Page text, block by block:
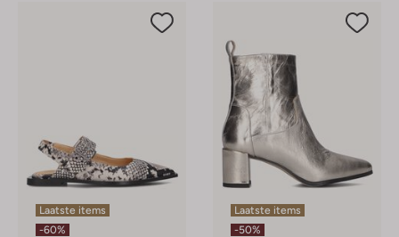
Laatste items
-60%
Laatste items
-50%